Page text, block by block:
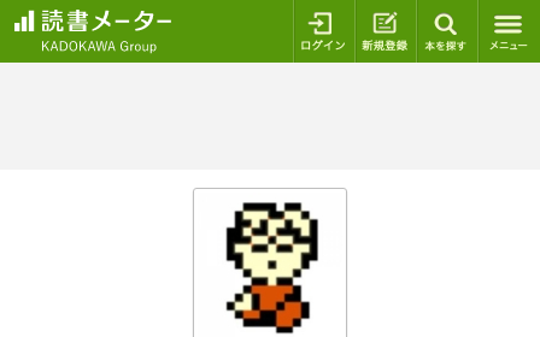
ログイン 新規登録